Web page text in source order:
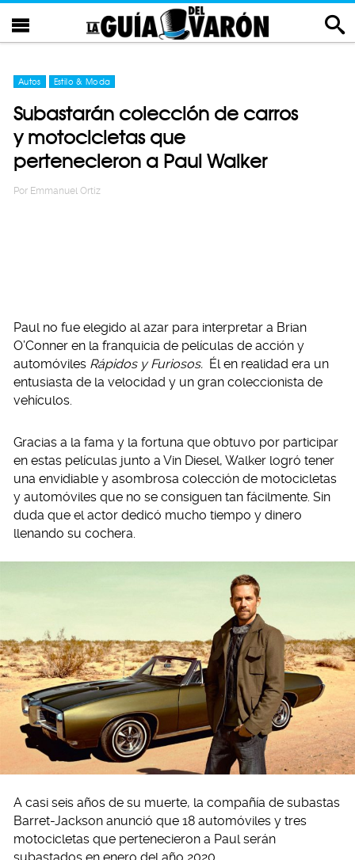
Autos Estilo & Moda
Subastarán colección de carros
y motocicletas que
pertenecieron a Paul Walker
Por Emmanuel Ortiz
Paul no fue elegido al azar para interpretar a Brian
O’Conner en la franquicia de películas de acción y
automóviles Rápidos y Furiosos. Él en realidad era un
entusiasta de la velocidad y un gran coleccionista de
vehículos.
Gracias a la fama y la fortuna que obtuvo por participar
en estas películas junto a Vin Diesel, Walker logró tener
una envidiable y asombrosa colección de motocicletas
y automóviles que no se consiguen tan fácilmente. Sin
duda que el actor dedicó mucho tiempo y dinero
llenando su cochera.
A casi seis años de su muerte, la compañía de subastas
Barret-Jackson anunció que 18 automóviles y tres
motocicletas que pertenecieron a Paul serán